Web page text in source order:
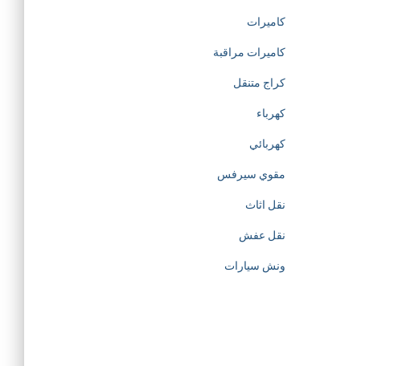
n
o
f
h
t
t
p
كاميرات
كاميرات مراقبة
كراج متنقل
كهرباء
كهربائي
مقوي سيرفس
نقل اثاث
نقل عفش
ونش سيارات